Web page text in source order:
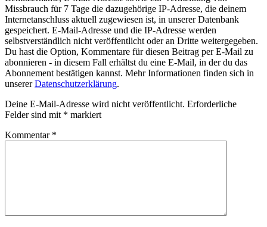
Missbrauch für 7 Tage die dazugehörige IP-Adresse, die deinem
Internetanschluss aktuell zugewiesen ist, in unserer Datenbank
gespeichert. E-Mail-Adresse und die IP-Adresse werden
selbstverständlich nicht veröffentlicht oder an Dritte weitergegeben.
Du hast die Option, Kommentare für diesen Beitrag per E-Mail zu
abonnieren - in diesem Fall erhältst du eine E-Mail, in der du das
Abonnement bestätigen kannst. Mehr Informationen finden sich in
unsererDatenschutzerklärung.
Deine E-Mail-Adresse wird nicht veröffentlicht. Erforderliche
Felder sind mit * markiert
Kommentar *